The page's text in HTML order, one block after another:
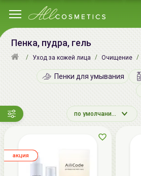
Пенка, пудра, гель
Уход за кожей лица Очищение
Пенки для умывания
по умолчанию
aкция